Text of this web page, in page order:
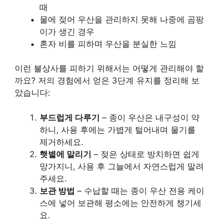
때
물에 젖어 우산을 관리하지 못해 나중에 곰팡
이가 생긴 경우
혼자 비를 피하며 우산을 분실한 느낌
이런 불상사를 피하기 위해서는 어떻게 관리해야 할
까요? 저의 경험에서 얻은 3단계 유지를 정리해 보
았습니다:
부드럽게 다루기 – 종이 우산은 내구성이 약
하니, 사용 후에는 가볍게 털어내며 물기를
제거하세요.
햇볕에 말리기 – 젖은 상태로 방치하면 쉽게
망가지니, 사용 후 그늘에서 자연스럽게 말려
주세요.
보관 방법 – 수납할 때는 종이 우산 전용 케이
스에 넣어 보관해 평소에는 안전하게 챙기세
요.